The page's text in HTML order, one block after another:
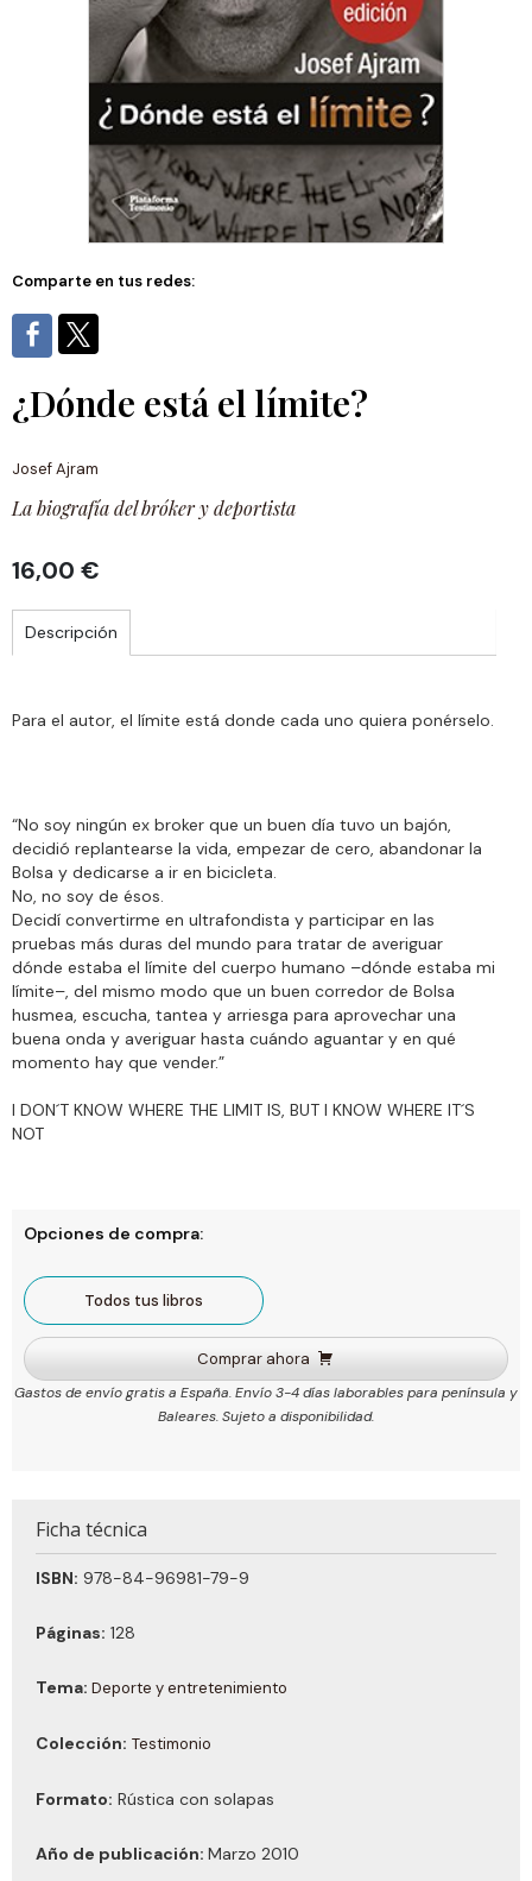
Comparte en tus redes:
¿Dónde está el límite?
Josef Ajram
La biografía del bróker y deportista
16,00 €
Descripción
Para el autor, el límite está donde cada uno quiera ponérselo.
“No soy ningún ex broker que un buen día tuvo un bajón,
decidió replantearse la vida, empezar de cero, abandonar la
Bolsa y dedicarse a ir en bicicleta.
No, no soy de ésos.
Decidí convertirme en ultrafondista y participar en las
pruebas más duras del mundo para tratar de averiguar
dónde estaba el límite del cuerpo humano –dónde estaba mi
límite–, del mismo modo que un buen corredor de Bolsa
husmea, escucha, tantea y arriesga para aprovechar una
buena onda y averiguar hasta cuándo aguantar y en qué
momento hay que vender.”
I DON´T KNOW WHERE THE LIMIT IS, BUT I KNOW WHERE IT´S
NOT
Opciones de compra:
Todos tus libros
Comprar ahora
Gastos de envío gratis a España. Envío 3-4 días laborables para península y
Baleares. Sujeto a disponibilidad.
Ficha técnica
ISBN: 978-84-96981-79-9
Páginas: 128
Tema: Deporte y entretenimiento
Colección: Testimonio
Formato: Rústica con solapas
Año de publicación: Marzo 2010